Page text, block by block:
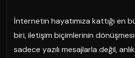
İnternetin hayatımıza kattığı en
biri, iletişim biçimlerinin
sadece yazılı mesajlarla değil,